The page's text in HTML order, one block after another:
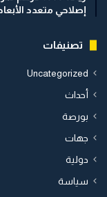
إصلاحي متعدد
تصنيفات
Uncategorized
أحداث
بورصة
جهات
دولية
سياسة